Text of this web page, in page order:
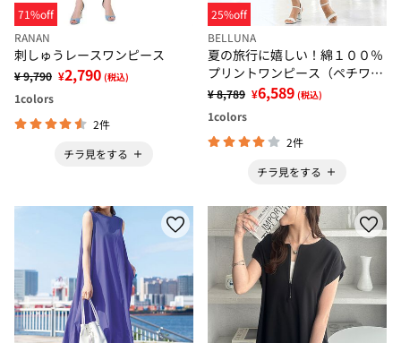
71%off
RANAN
刺しゅうレースワンピース
¥ 9,790 ¥2,790 (税込)
1colors
2件
チラ見をする
25%off
BELLUNA
夏の旅行に嬉しい！綿１００％
プリントワンピース（ペチワン
ピース付）
¥ 8,789 ¥6,589 (税込)
1colors
2件
チラ見をする